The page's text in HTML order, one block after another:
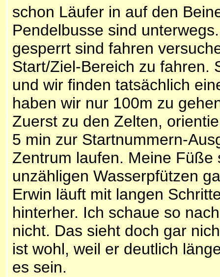
schon Läufer in auf den
Pendelbusse sind
gesperrt sind fahren
Start/Ziel-Bereich zu fahren.
und wir finden tatsächlich
haben wir nur 100m zu
Zuerst zu den Zelten,
5 min zur Startnummern-
Zentrum laufen. Meine
unzähligen Wasserpfützen
Erwin läuft mit langen
hinterher. Ich schaue so
nicht. Das sieht doch gar
ist wohl, weil er deutlich
es sein.